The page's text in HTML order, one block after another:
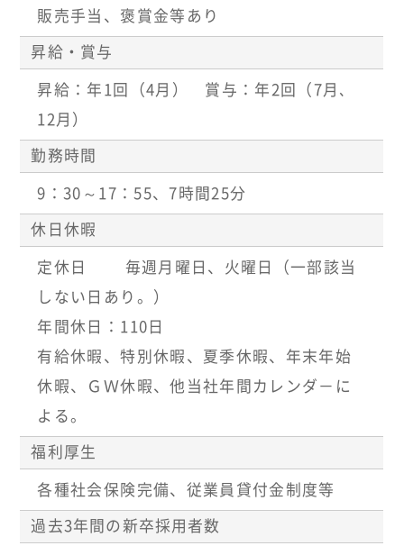
販売手当、褒賞金等あり
昇給・賞与
昇給：年1回（4月） 賞与：年2回（7月､
12月）
勤務時間
9：30～17：55、7時間25分
休日休暇
定休日 毎週月曜日、火曜日（一部該当
しない日あり。）
年間休日：110日
有給休暇、特別休暇、夏季休暇、年末年始
休暇、ＧＷ休暇、他当社年間カレンダ－に
よる。
福利厚生
各種社会保険完備、従業員貸付金制度等
過去3年間の新卒採用者数